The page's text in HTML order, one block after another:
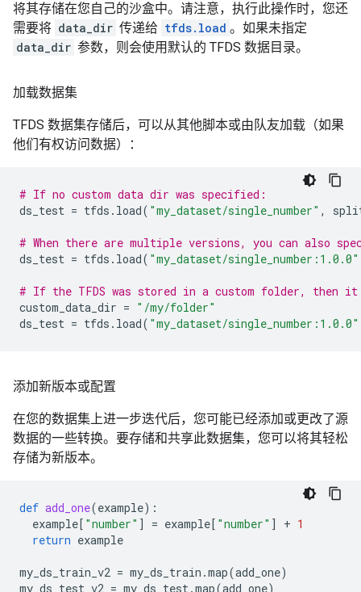
将其存储在您自己的沙盒中。请注意，执行此操作时，您还
需要将 data_dir 传递给 tfds.load 。如果未指定
data_dir 参数，则会使用默认的 TFDS 数据目录。
加载数据集
TFDS 数据集存储后，可以从其他脚本或由队友加载（如果
他们有权访问数据）：
# If no custom data dir was specified:
ds_test = tfds . load( "my_dataset/single_number" ,
# When there are multiple versions, you can also
ds_test = tfds . load( "my_dataset/single_number:1.0.0"
# If the TFDS was stored in a custom folder, then
custom_data_dir = "/my/folder"
ds_test = tfds . load( "my_dataset/single_number:1.0.0"
添加新版本或配置
在您的数据集上进一步迭代后，您可能已经添加或更改了源
数据的一些转换。要存储和共享此数据集，您可以将其轻松
存储为新版本。
def add_one(example):
example[ "number" ] = example[ "number" ] + 1
return example
my_ds_train_v2 = my_ds_train .map(add_one)
my_ds_test_v2 = my_ds_test .map(add_one)